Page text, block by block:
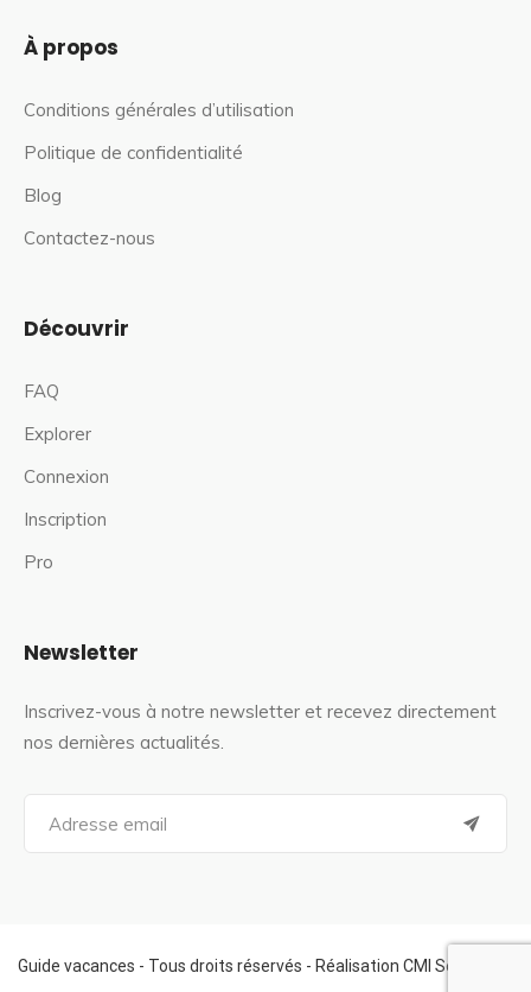
À propos
Conditions générales d’utilisation
Politique de confidentialité
Blog
Contactez-nous
Découvrir
FAQ
Explorer
Connexion
Inscription
Pro
Newsletter
Inscrivez-vous à notre newsletter et recevez directement
nos dernières actualités.
a
f
o
Guide vacances - Tous droits réservés - Réalisation CMI Services